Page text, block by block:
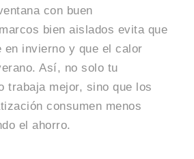
con buen
bien aislados evita que
en invierno y que el calor
Así, no solo tu
trabaja mejor, sino que los
consumen menos
el ahorro.